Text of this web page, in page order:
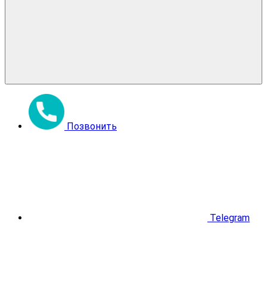
Позвонить
Telegram